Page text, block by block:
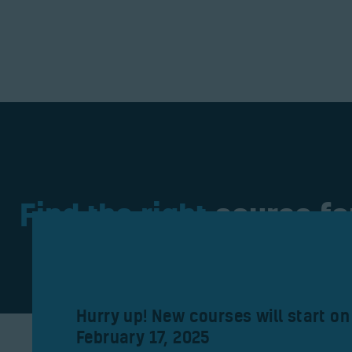
Find the rightcourse
Hurry up! New courses will start on
February 17, 2025